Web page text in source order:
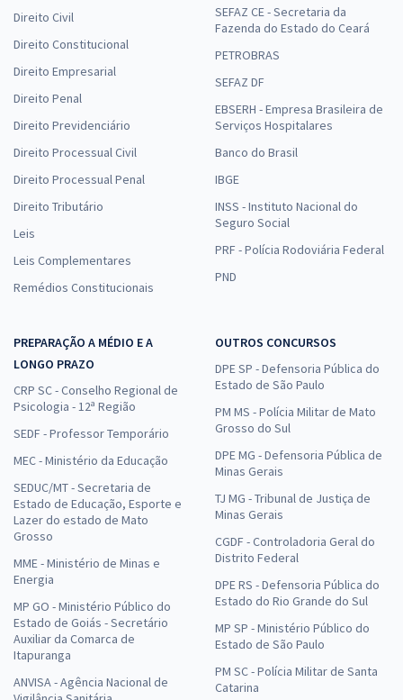
Direito Civil
Direito Constitucional
Direito Empresarial
Direito Penal
Direito Previdenciário
Direito Processual Civil
Direito Processual Penal
Direito Tributário
Leis
Leis Complementares
Remédios Constitucionais
SEFAZ CE - Secretaria da
Fazenda do Estado do Ceará
PETROBRAS
SEFAZ DF
EBSERH - Empresa Brasileira de
Serviços Hospitalares
Banco do Brasil
IBGE
INSS - Instituto Nacional do
Seguro Social
PRF - Polícia Rodoviária Federal
PND
PREPARAÇÃO A MÉDIO E A
LONGO PRAZO
CRP SC - Conselho Regional de
Psicologia - 12ª Região
SEDF - Professor Temporário
MEC - Ministério da Educação
SEDUC/MT - Secretaria de
Estado de Educação, Esporte e
Lazer do estado de Mato
Grosso
MME - Ministério de Minas e
Energia
MP GO - Ministério Público do
Estado de Goiás - Secretário
Auxiliar da Comarca de
Itapuranga
ANVISA - Agência Nacional de
OUTROS CONCURSOS
DPE SP - Defensoria Pública do
Estado de São Paulo
PM MS - Polícia Militar de Mato
Grosso do Sul
DPE MG - Defensoria Pública de
Minas Gerais
TJ MG - Tribunal de Justiça de
Minas Gerais
CGDF - Controladoria Geral do
Distrito Federal
DPE RS - Defensoria Pública do
Estado do Rio Grande do Sul
MP SP - Ministério Público do
Estado de São Paulo
PM SC - Polícia Militar de Santa
Catarina